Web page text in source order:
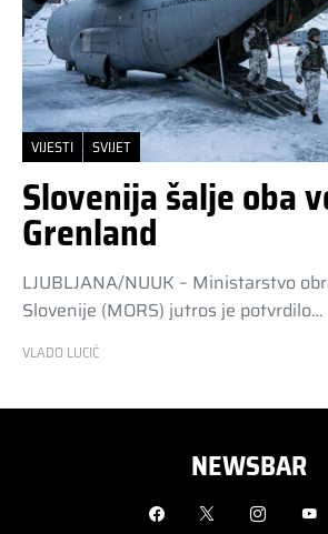
VIJESTI SVIJET
Slovenija šalje oba
Grenland
LJUBLJANA/NUUK – Ministarstvo
Slovenije (MORS) jutros je potvrdilo…
VLADO LUCIĆ
NEWSBAR